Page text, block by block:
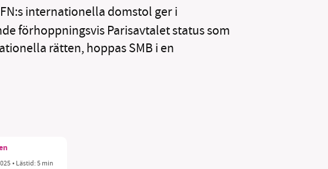
FN:s internationella domstol ger i
förhoppningsvis Parisavtalet status som
rätten, hoppas SMB i en
• Lästid:5 min